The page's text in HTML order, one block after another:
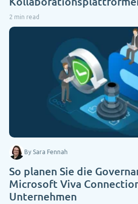
2 min read
By Sara Fennah
So planen Sie die
Microsoft Viva
Unternehmen